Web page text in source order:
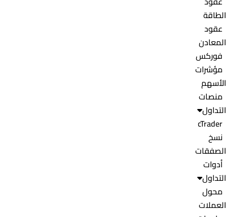
الطاقة
عقود
المعادن
فوركس
مؤشرات
الأسهم
منصات
التداول
cTrader
نسخ
الصفقات
أدوات
التداول
محول
العملات